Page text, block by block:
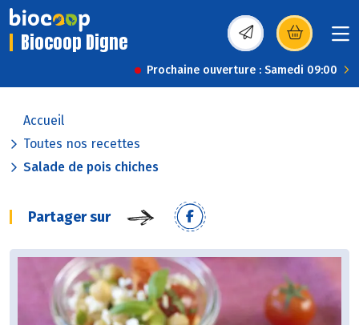
Biocoop Digne (s’ouvre dans une
Prochaine ouverture : Samedi 09:00
Accueil
Toutes nos recettes
Salade de pois chiches
Partager sur